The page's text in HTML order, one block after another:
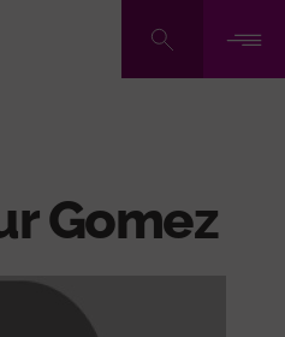
Gomez